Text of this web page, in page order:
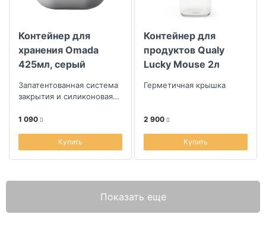
Контейнер для
хранения Omada
425мл, серый
Запатентованная система
закрытия и силиконовая
контейнера
1 090
Купить
Контейнер для
продуктов Qualy
Lucky Mouse 2л
Герметичная крышка
2 900
Купить
Показать еще